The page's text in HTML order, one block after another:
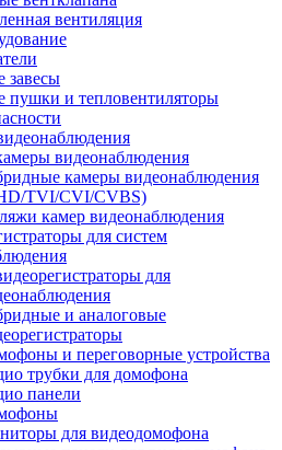
вентиляция
завесы
пушки и тепловентиляторы
видеонаблюдения
камеры видеонаблюдения
TVI/CVI/CVBS)
камер видеонаблюдения
для систем
для
и аналоговые
и переговорные устройства
трубки для домофона
панели
для видеодомофона